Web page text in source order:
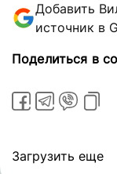
Добавить
источник в
Поделиться в
Загрузить еще